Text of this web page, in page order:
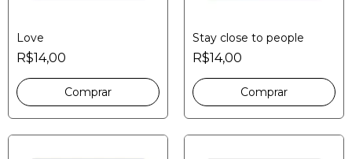
Love
R$14,00
Stay close to people
R$14,00